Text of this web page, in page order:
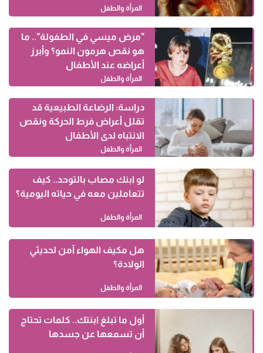
المرأة والطفل
"مرض ميسي في الطفولة".. ما
هو نقص هرمون النمو؟ وأبرز
أعراضه عند الأطفال
المرأة والطفل
دراسة: الرضاعة الطبيعية قد
تقلل أعراض فرط الحركة ونقص
الانتباه لدى الأطفال
المرأة والطفل
لو ابنك مصاب بالتوحد.. كيف
تتعاملين معه في حياته اليومية؟
المرأة والطفل
هل مكيف الهواء آمن لحديثي
الولادة؟
المرأة والطفل
أول ما تبلغ ابنتك.. كلمات تحتاج
أن تسمعها عن جسدها